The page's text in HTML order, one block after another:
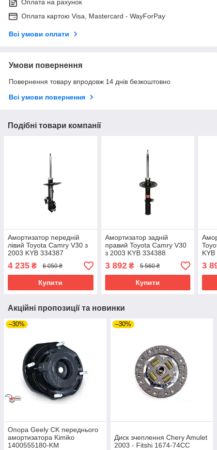
Оплата на рахунок
Оплата картою Visa, Mastercard - WayForPay
Всі умови оплати
Умови повернення
Повернення товару впродовж 14 днів безкоштовно
Всі умови повернення
Подібні товари компанії
Амортизатор передній
лівий Toyota Camry V30 з
2003 KYB 334387
4 235 ₴ 6 050 ₴
Купити
Амортизатор задній
правий Toyota Camry V30
з 2003 KYB 334388
3 892₴ 5 560 ₴
Купити
3
Акційні пропозиції та новинки
–30%
Опора Geely CK переднього
амортизатора Kimiko
1400555180-KM
–30%
Диск зчеплення Chery Amulet
2003 - Fitshi 1674-74CC